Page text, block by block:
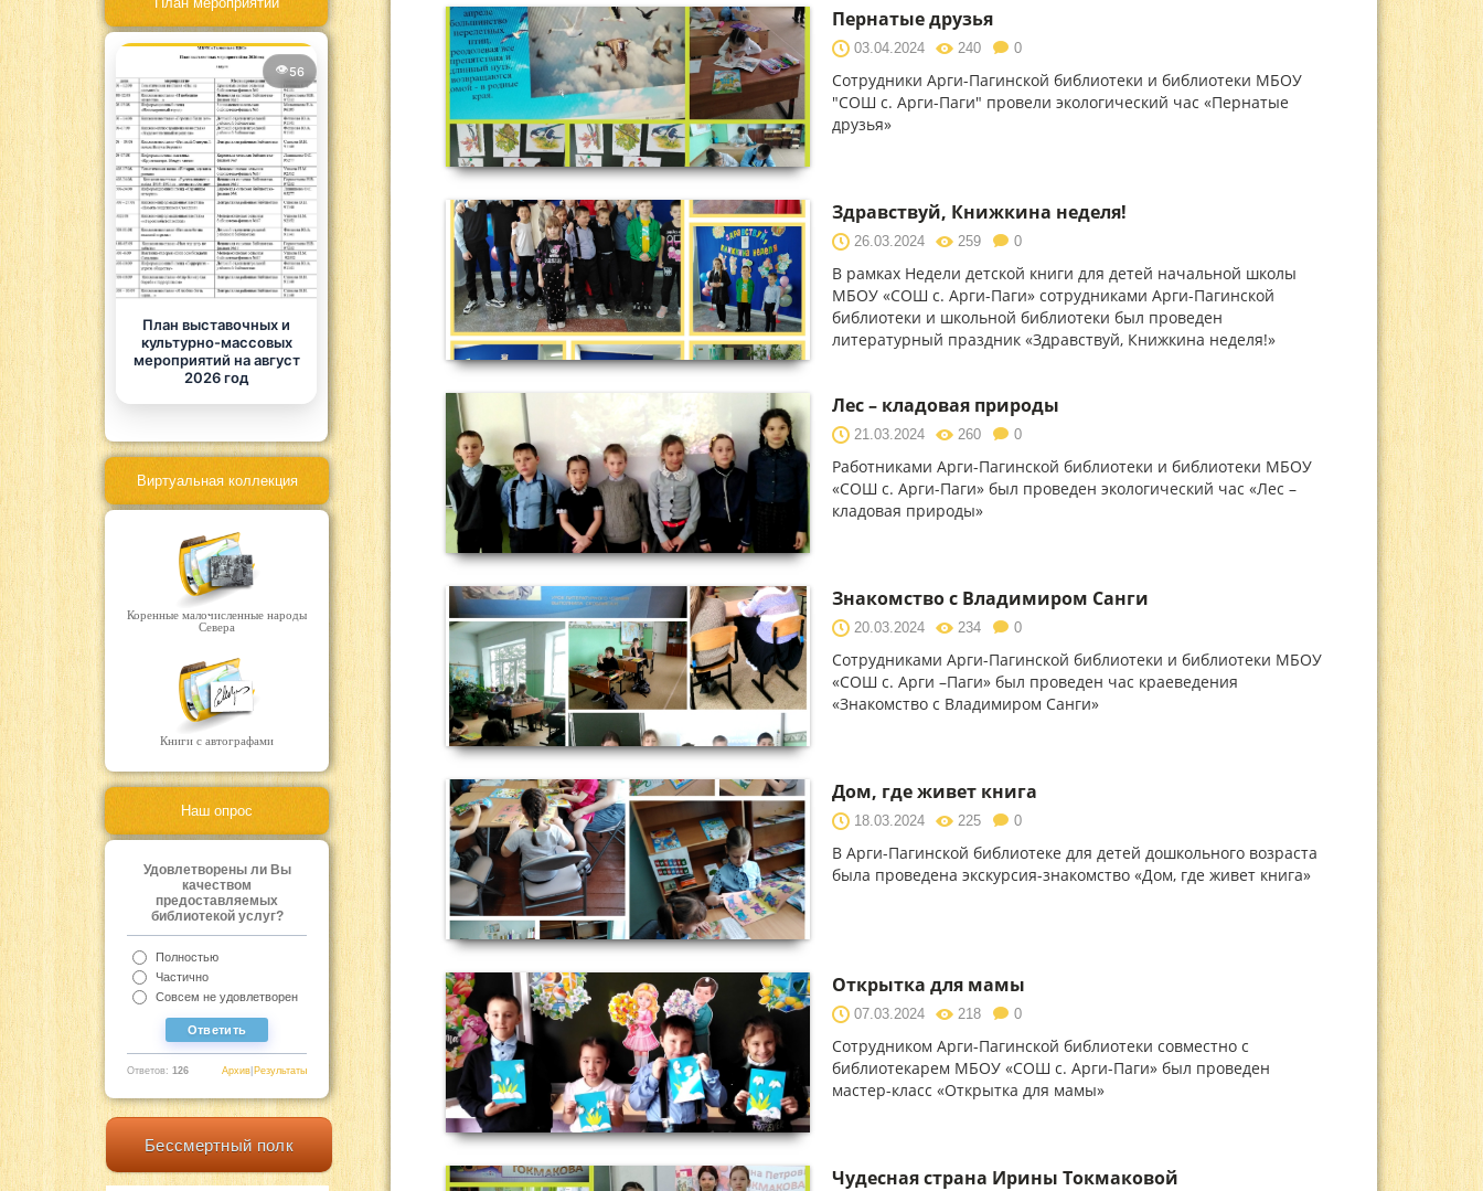
56
План выставочных и
культурно-массовых
мероприятий на август
2026 год
Виртуальная коллекция
Коренные малочисленные народы
Севера
Книги с автографами
Наш опрос
Удовлетворены ли Вы
качеством
предоставляемых
библиотекой услуг?
Полностью
Частично
Совсем не удовлетворен
Ответов: 126 Результаты
Архив
Бессмертный полк
Пернатые друзья
03.04.2024 240 0
Сотрудники Арги-Пагинской библиотеки и библиотеки МБОУ
"СОШ с. Арги-Паги" провели экологический час «Пернатые
друзья»
Здравствуй, Книжкина неделя!
26.03.2024 259 0
В рамках Недели детской книги для детей начальной школы
МБОУ «СОШ с. Арги-Паги» сотрудниками Арги-Пагинской
библиотеки и школьной библиотеки был проведен
литературный праздник «Здравствуй, Книжкина неделя!»
Лес – кладовая природы
21.03.2024 260 0
Работниками Арги-Пагинской библиотеки и библиотеки МБОУ
«СОШ с. Арги-Паги» был проведен экологический час «Лес –
кладовая природы»
Знакомство с Владимиром Санги
20.03.2024 234 0
Сотрудниками Арги-Пагинской библиотеки и библиотеки МБОУ
«СОШ с. Арги –Паги» был проведен час краеведения
«Знакомство с Владимиром Санги»
Дом, где живет книга
18.03.2024 225 0
В Арги-Пагинской библиотеке для детей дошкольного возраста
была проведена экскурсия-знакомство «Дом, где живет книга»
Открытка для мамы
07.03.2024 218 0
Сотрудником Арги-Пагинской библиотеки совместно с
библиотекарем МБОУ «СОШ с. Арги-Паги» был проведен
мастер-класс «Открытка для мамы»
Чудесная страна Ирины Токмаковой